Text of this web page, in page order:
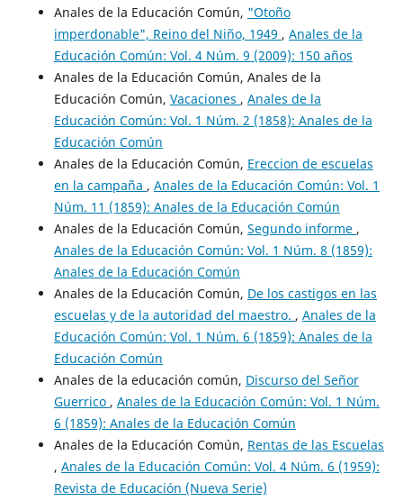
Anales de la Educación Común, "Otoño
imperdonable", Reino del Niño, 1949 , Anales de la
Educación Común: Vol. 4 Núm. 9 (2009): 150 años
Anales de la Educación Común, Anales de la
Educación Común, Vacaciones , Anales de la
Educación Común: Vol. 1 Núm. 2 (1858): Anales de la
Educación Común
Anales de la Educación Común, Ereccion de escuelas
en la campaña , Anales de la Educación Común: Vol. 1
Núm. 11 (1859): Anales de la Educación Común
Anales de la Educación Común, Segundo informe ,
Anales de la Educación Común: Vol. 1 Núm. 8 (1859):
Anales de la Educación Común
Anales de la Educación Común, De los castigos en las
escuelas y de la autoridad del maestro. , Anales de la
Educación Común: Vol. 1 Núm. 6 (1859): Anales de la
Educación Común
Anales de la educación común, Discurso del Señor
Guerrico , Anales de la Educación Común: Vol. 1 Núm.
6 (1859): Anales de la Educación Común
Anales de la Educación Común, Rentas de las Escuelas
, Anales de la Educación Común: Vol. 4 Núm. 6 (1959):
Revista de Educación (Nueva Serie)